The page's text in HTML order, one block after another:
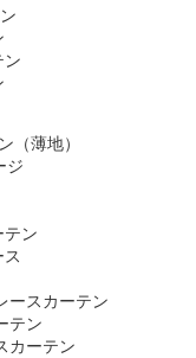
ン
（薄地）
ジ
テン
ースカーテン
テン
カーテン